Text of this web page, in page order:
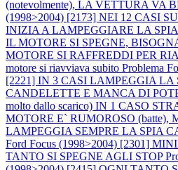
(notevolmente), LA VETTURA VA
(1998>2004) [2173] NEI 12 CASI
INIZIA A LAMPEGGIARE LA
IL MOTORE SI SPEGNE,
MOTORE SI RAFFREDDI PER
motore si riavviava subito Problema
[2221] IN 3 CASI LAMPEGGIA LA
CANDELETTE E MANCA DI
molto dallo scarico) IN 1 CASO
MOTORE E` RUMOROSO (batte),
LAMPEGGIA SEMPRE LA SPIA
Ford Focus (1998>2004) [2301]
TANTO SI SPEGNE AGLI STOP